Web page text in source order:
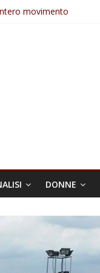
movimento
della legge
DONNE